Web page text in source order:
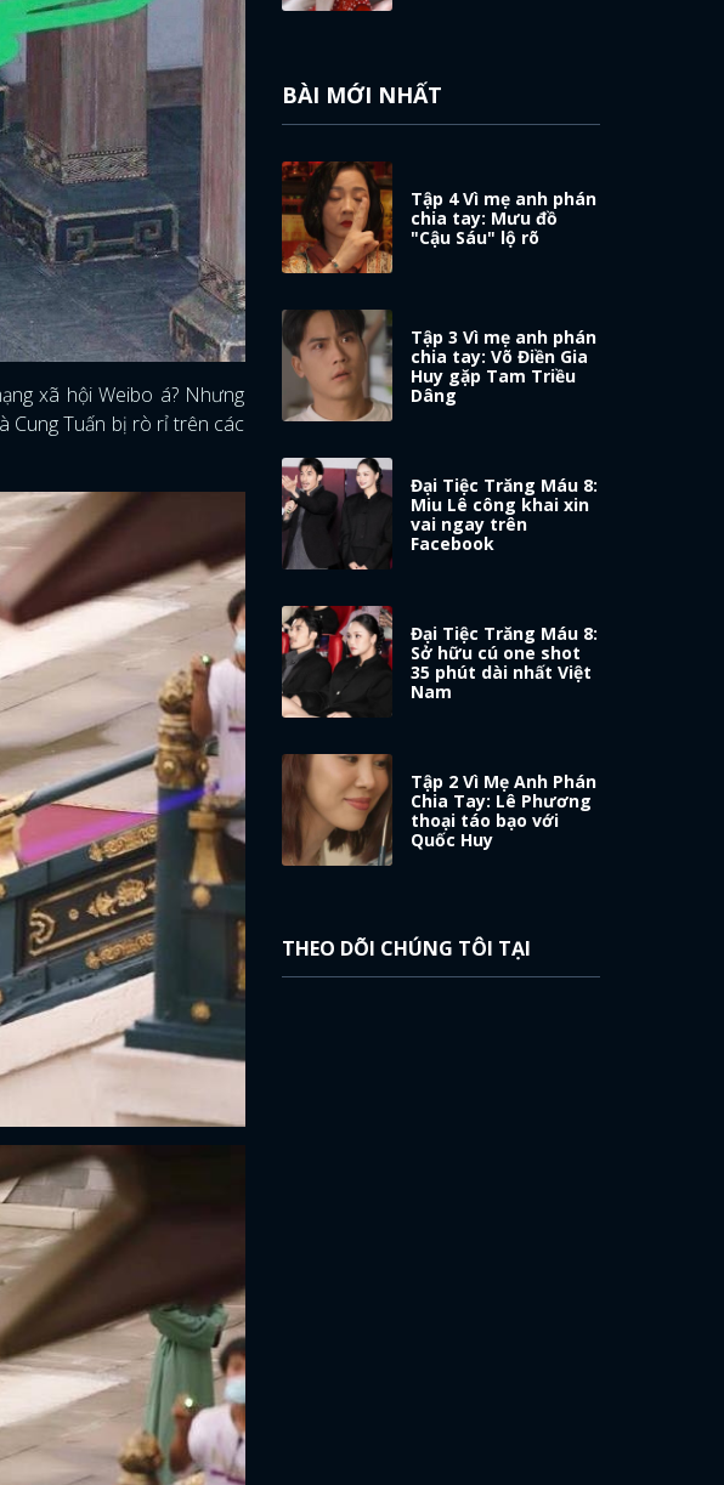
xã hội Weibo á? Nhưng
Cung Tuấn bị rò rỉ trên các
BÀI MỚI NHẤT
Tập 4 Vì mẹ anh phán
chia tay: Mưu đồ
"Cậu Sáu" lộ rõ
Tập 3 Vì mẹ anh phán
chia tay: Võ Điền Gia
Huy gặp Tam Triều
Dâng
Đại Tiệc Trăng Máu 8:
Miu Lê công khai xin
vai ngay trên
Facebook
Đại Tiệc Trăng Máu 8:
Sở hữu cú one shot
35 phút dài nhất Việt
Nam
Tập 2 Vì Mẹ Anh Phán
Chia Tay: Lê Phương
thoại táo bạo với
Quốc Huy
THEO DÕI CHÚNG TÔI TẠI